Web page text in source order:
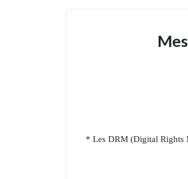
* Les DRM (Digital Rights